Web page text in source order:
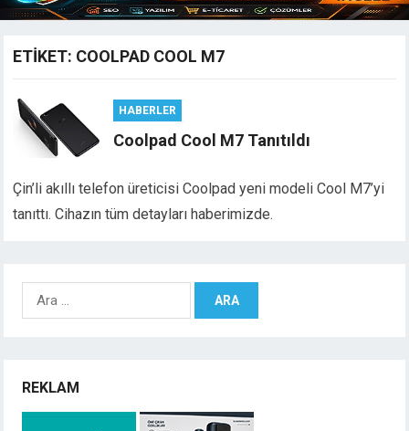
ETIKET: COOLPAD COOL M7
HABERLER
Coolpad Cool M7 Tanıtıldı
Çin’li akıllı telefon üreticisi Coolpad yeni modeli Cool M7’yi
tanıttı. Cihazın tüm detayları haberimizde.
Arama:
REKLAM